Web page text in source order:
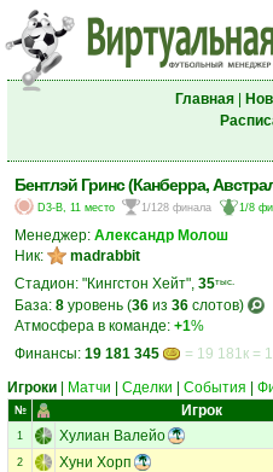
Главная|
Бентлэй Гринс (Канберра,
D3-B, 11 место 1/128 финала 1/8
Менеджер: Александр Молош
Ник:
madrabbit
Стадион: "Кингстон Хейт", 35тыс.
База: 8 уровень (36 из 36 слотов)
Атмосфера в команде: +1%
Финансы: 19 181 345
= 19 181к =
Игроки
Матчи Сделки События
№ Игрок
1 Хулиан Валейо
2 Хуни Хорп